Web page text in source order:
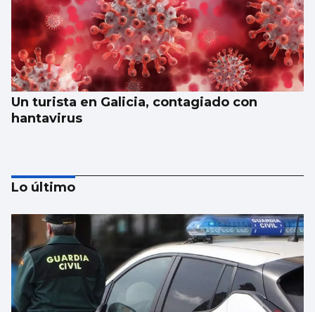
Un turista en Galicia, contagiado con
hantavirus
Lo último